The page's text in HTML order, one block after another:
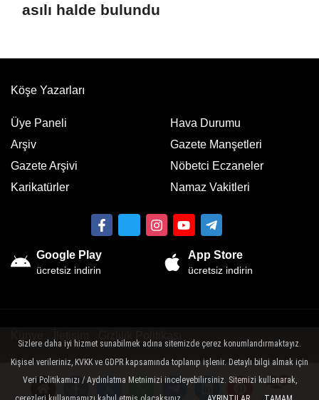
Yorumlar
asılı halde bulundu
Köşe Yazarları
Üye Paneli
Arşiv
Gazete Arşivi
Karikatürler
Hava Durumu
Gazete Manşetleri
Nöbetci Eczaneler
Namaz Vakitleri
Google Play
ücretsiz indirin
App Store
ücretsiz indirin
Sitemizde bulunan yazı , video, fotoğraf ve haberlerin her hakkı saklıdır.
İzinsiz veya kaynak gösterilemeden kullanılamaz.
Sizlere daha iyi hizmet sunabilmek adına sitemizde çerez konumlandırmaktayız.
Kişisel verileriniz, KVKK ve GDPR kapsamında toplanıp işlenir. Detaylı bilgi almak için
Veri Politikamızı / Aydınlatma Metnimizi inceleyebilirsiniz. Sitemizi kullanarak,